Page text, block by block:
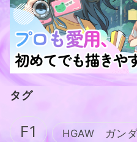
タグ
F1 HGAW ガン